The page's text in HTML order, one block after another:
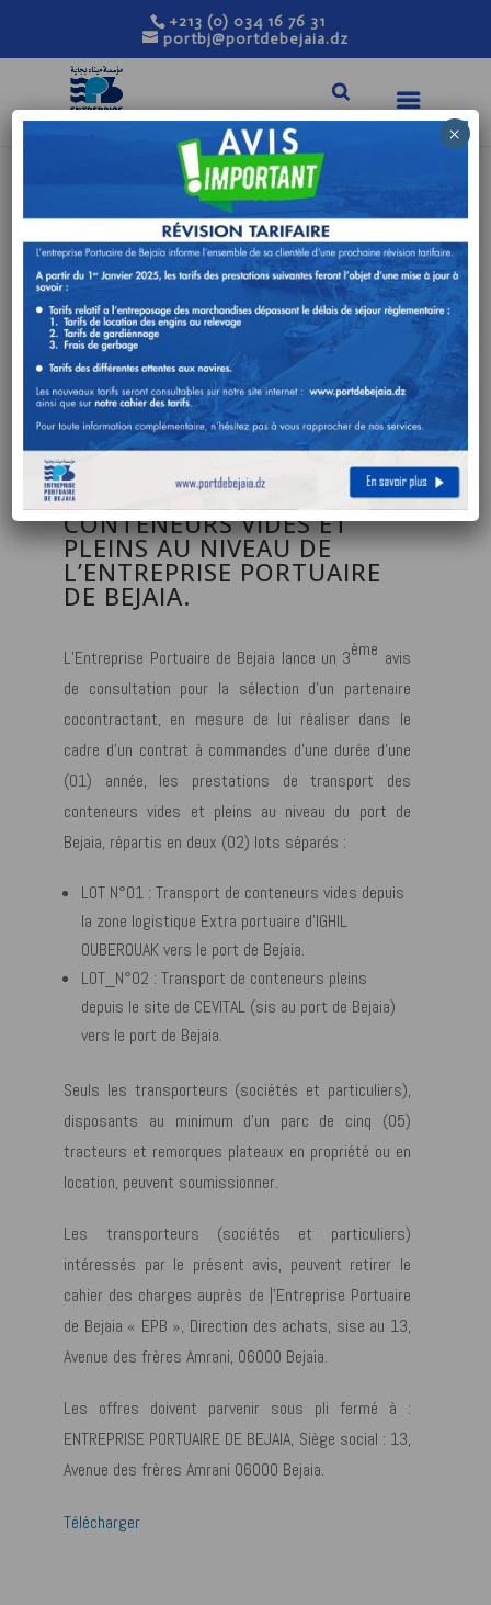
+213 (0) 034 16 76 31
portbj@portdebejaia.dz
3ÈME AVIS DE
CONSULTATION N°
17/DA/2022
Mai 31, 2022|Avis de consultation
PRESTATION DE
TRANSPORT DES
CONTENEURS VIDES ET
PLEINS AU NIVEAU DE
L’ENTREPRISE PORTUAIRE
DE BEJAIA.
L’Entreprise Portuaire de Bejaia lance un 3ème avis
de consultation pour la sélection d’un partenaire
cocontractant, en mesure de lui réaliser dans le
cadre d’un contrat à commandes d’une durée d’une
(01) année, les prestations de transport des
conteneurs vides et pleins au niveau du port de
Bejaia, répartis en deux (02) lots séparés :
LOT N°01 : Transport de conteneurs vides depuis
la zone logistique Extra portuaire d’IGHIL
OUBEROUAK vers le port de Bejaia.
LOT_N°02 : Transport de conteneurs pleins
depuis le site de CEVITAL (sis au port de Bejaia)
vers le port de Bejaia.
Seuls les transporteurs (sociétés et particuliers),
disposants au minimum d’un parc de cinq (05)
tracteurs et remorques plateaux en propriété ou en
location, peuvent soumissionner.
Les transporteurs (sociétés et particuliers)
intéressés par le présent avis, peuvent retirer le
cahier des charges auprès de |’Entreprise Portuaire
de Bejaia « EPB », Direction des achats, sise au 13,
Avenue des frères Amrani, 06000 Bejaia.
Les offres doivent parvenir sous pli fermé à :
ENTREPRISE PORTUAIRE DE BEJAIA, Siège social : 13,
Avenue des frères Amrani 06000 Bejaia.
Télécharger
×